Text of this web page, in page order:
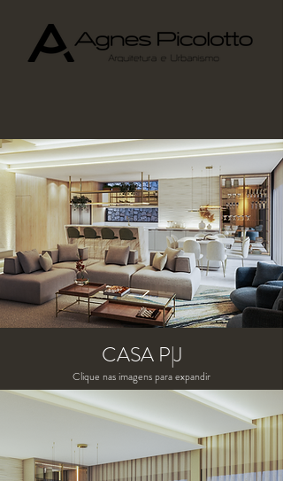
CASA P|J
Clique nas imagens para expandir